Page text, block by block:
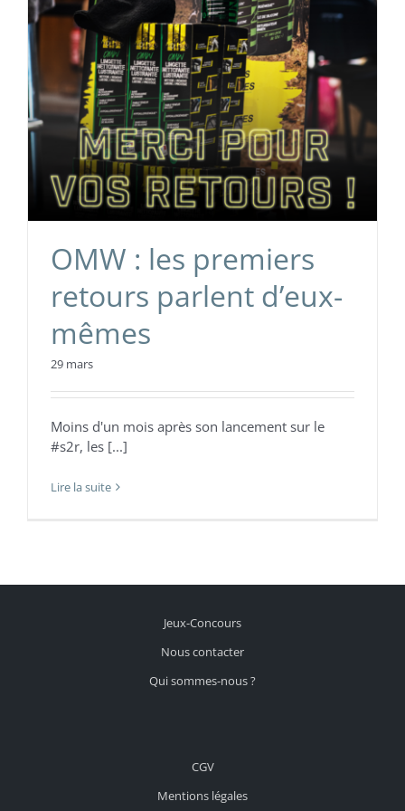
OMW : les premiers
retours parlent d’eux-
mêmes
29 mars
Moins d'un mois après son lancement sur le
#s2r, les [...]
Lire la suite
Jeux-Concours
Nous contacter
Qui sommes-nous ?
CGV
Mentions légales